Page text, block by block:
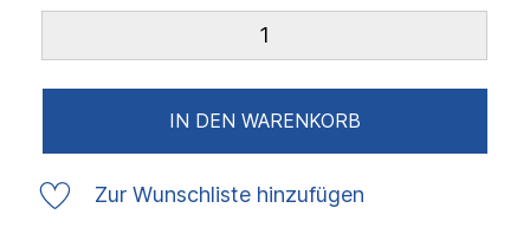
IN DEN WARENKORB
Zur Wunschliste hinzufügen